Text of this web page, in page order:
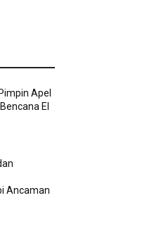
Apel
El
Ancaman